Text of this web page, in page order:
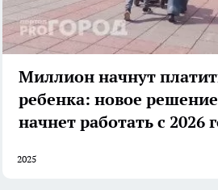
Миллион начнут
ребенка: новое
начнет работать с 2026
2025